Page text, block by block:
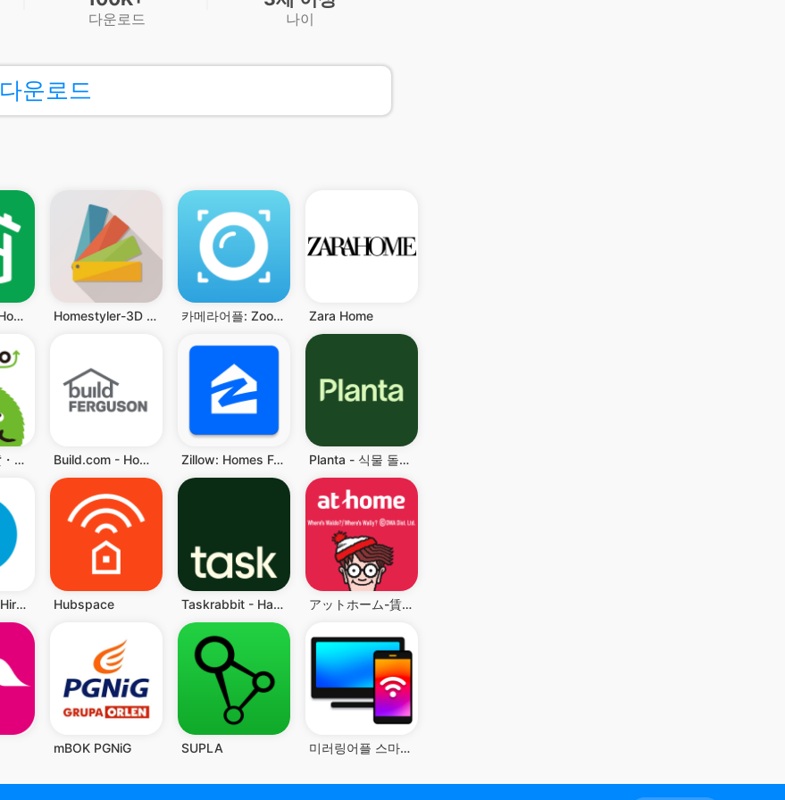
다운로드 나이
다운로드
Planner 5D: Home Design, Decor Homestyler-3D 가정용 도구 카메라어플: ZoomOn Zara Home
SUUMO 賃貸・売買物件検索アプリ Build.com - Home Improvement Zillow: Homes For Sale & Rent Planta - 식물 돌보기
Thumbtack: Hire Service Pros Hubspace Taskrabbit - Handyman, Errands アットホーム-賃貸物件検索や家探し・土地探しの不動産アプリ
mBOK PGNiG SUPLA 미러링어플 스마트뷰 - 미러링, 크롬캐스트, tv연결